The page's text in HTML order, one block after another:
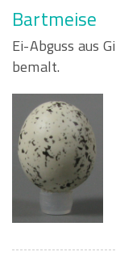
Bartmeise
Ei-Abguss aus
bemalt.